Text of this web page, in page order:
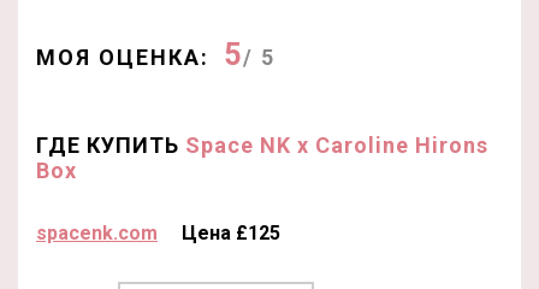
МОЯ ОЦЕНКА: 5/ 5
ГДЕ КУПИТЬ Space NK x Caroline Hirons
Box
spacenk.com Цена £125